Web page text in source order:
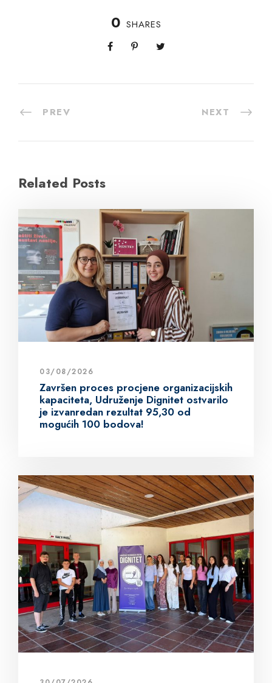
0 SHARES
PREV NEXT
Related Posts
03/08/2026
Završen proces procjene organizacijskih
kapaciteta, Udruženje Dignitet ostvarilo
je izvanredan rezultat 95,30 od
mogućih 100 bodova!